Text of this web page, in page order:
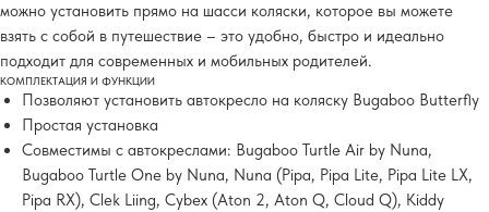
можно установить прямо на шасси коляски, которое вы можете
взять с собой в путешествие – это удобно, быстро и идеально
подходит для современных и мобильных родителей.
КОМПЛЕКТАЦИЯ И ФУНКЦИИ
Позволяют установить автокресло на коляску Bugaboo Butterfly
Простая установка
Совместимы с автокреслами: Bugaboo Turtle Air by Nuna,
Bugaboo Turtle One by Nuna, Nuna (Pipa, Pipa Lite, Pipa Lite LX,
Pipa RX), Clek Liing, Cybex (Aton 2, Aton Q, Cloud Q), Kiddy